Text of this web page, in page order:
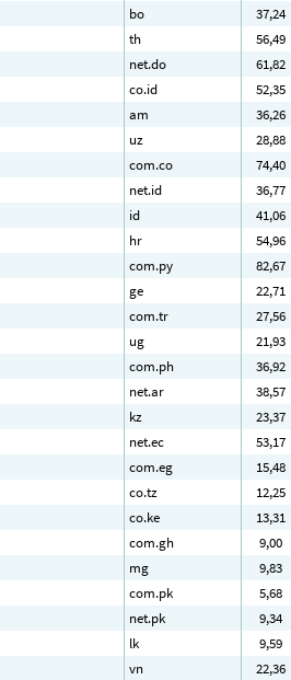
bo 37,24
th 56,49
net.do 61,82
co.id 52,35
am 36,26
uz 28,88
com.co 74,40
net.id 36,77
id 41,06
hr 54,96
com.py 82,67
ge 22,71
com.tr 27,56
ug 21,93
com.ph 36,92
net.ar 38,57
kz 23,37
net.ec 53,17
com.eg 15,48
co.tz 12,25
co.ke 13,31
com.gh 9,00
mg 9,83
com.pk 5,68
net.pk 9,34
lk 9,59
vn 22,36